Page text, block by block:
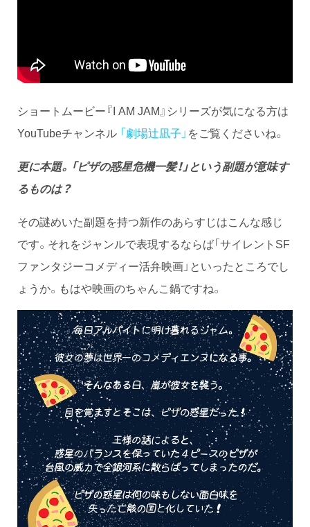
ショートムービー『I AM JAM』シリーズが気になる方は
YouTubeチャンネル 「劇場辻凪子」 をご覧くださいね。
更に本題。「ピザの惑星危機一髪！」という副題が意味す
るものは？
その謎めいた副題を持つ新作のあらすじはこんな感じ
です。それをジャンルで表現するならば「サイレントSF
ファンタジーコメディー活弁映画」といったところでし
ょうか。もはや映画のちゃんこ鍋ですね。